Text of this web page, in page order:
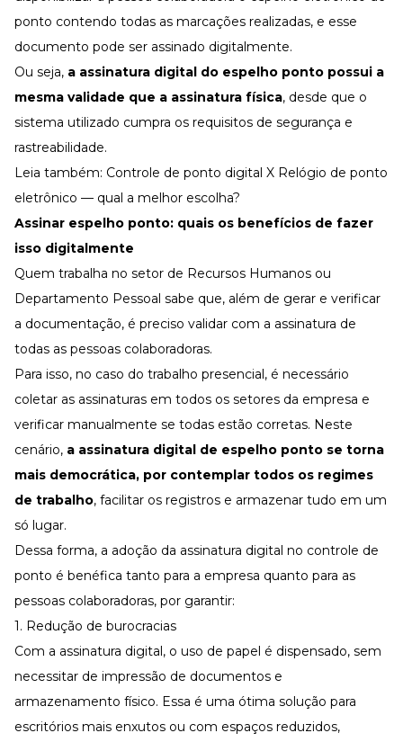
ponto contendo todas as marcações realizadas, e esse
documento pode ser assinado digitalmente.
Ou seja, a assinatura digital do espelho ponto possui a
mesma validade que a assinatura física, desde que o
sistema utilizado cumpra os requisitos de segurança e
rastreabilidade.
Leia também: Controle de ponto digital X Relógio de ponto
eletrônico — qual a melhor escolha?
Assinar espelho ponto: quais os benefícios de fazer
isso digitalmente
Quem trabalha no setor de Recursos Humanos ou
Departamento Pessoal sabe que, além de gerar e verificar
a documentação, é preciso validar com a assinatura de
todas as pessoas colaboradoras.
Para isso, no caso do trabalho presencial, é necessário
coletar as assinaturas em todos os setores da empresa e
verificar manualmente se todas estão corretas. Neste
cenário, a assinatura digital de espelho ponto se torna
mais democrática, por contemplar todos os regimes
de trabalho, facilitar os registros e armazenar tudo em um
só lugar.
Dessa forma, a adoção da assinatura digital no controle de
ponto é benéfica tanto para a empresa quanto para as
pessoas colaboradoras, por garantir:
1. Redução de burocracias
Com a assinatura digital, o uso de papel é dispensado, sem
necessitar de impressão de documentos e
armazenamento físico. Essa é uma ótima solução para
escritórios mais enxutos ou com espaços reduzidos,